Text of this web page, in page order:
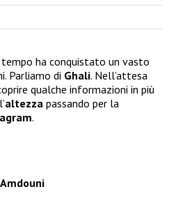
ha conquistato un vasto
Parliamo di Ghali. Nell’attesa
qualche informazioni in più
altezza passando per la
.